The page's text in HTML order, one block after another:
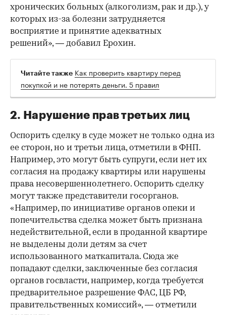
хронических больных (алкоголизм, рак и др.), у
которых из-за болезни затрудняется
восприятие и принятие адекватных
решений», — добавил Ерохин.
Читайте также Как проверить квартиру перед
покупкой и не потерять деньги. 5 правил
2. Нарушение прав третьих лиц
Оспорить сделку в суде может не только одна из
ее сторон, но и третьи лица, отметили в ФНП.
Например, это могут быть супруги, если нет их
согласия на продажу квартиры или нарушены
права несовершеннолетнего. Оспорить сделку
могут также представители госорганов.
«Например, по инициативе органов опеки и
попечительства сделка может быть признана
недействительной, если в проданной квартире
не выделены доли детям за счет
использованного маткапитала. Сюда же
попадают сделки, заключенные без согласия
органов госвласти, например, когда требуется
предварительное разрешение ФАС, ЦБ РФ,
правительственных комиссий», — отметили